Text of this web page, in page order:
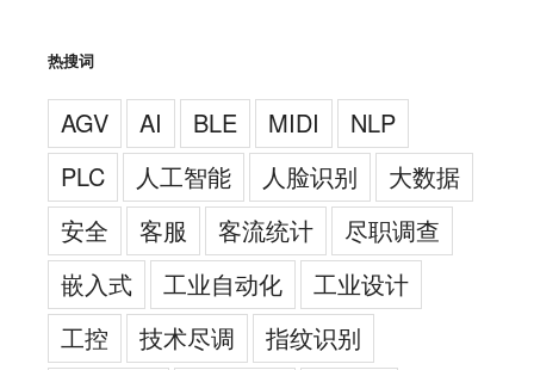
热搜词
AGV AI BLE MIDI
NLP
PLC
人工智能 人脸识别
大数据
安全
客服 客流统计
尽职调查
嵌入式
工业自动化
工业设计
工控
技术尽调
指纹识别